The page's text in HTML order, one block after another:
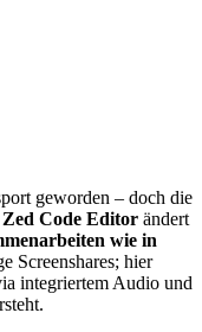
geworden – doch die
Zed Code Editor ändert
wie in
Screenshares; hier
integriertem Audio und